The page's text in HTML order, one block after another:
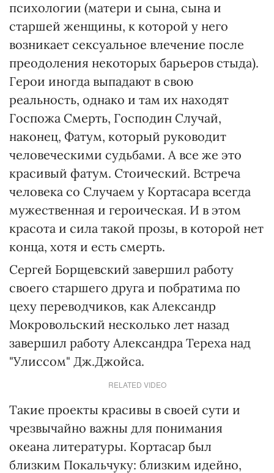
психологии (матери и сына, сына и
старшей женщины, к которой у него
возникает сексуальное влечение после
преодоления некоторых барьеров стыда).
Герои иногда выпадают в свою
реальность, однако и там их находят
Госпожа Смерть, Господин Случай,
наконец, Фатум, который руководит
человеческими судьбами. А все же это
красивый фатум. Стоический. Встреча
человека со Случаем у Кортасара всегда
мужественная и героическая. И в этом
красота и сила такой прозы, в которой нет
конца, хотя и есть смерть.
Сергей Борщевский завершил работу
своего старшего друга и побратима по
цеху переводчиков, как Александр
Мокровольский несколько лет назад
завершил работу Александра Тереха над
"Улиссом" Дж.Джойса.
RELATED VIDEO
Такие проекты красивы в своей сути и
чрезвычайно важны для понимания
океана литературы. Кортасар был
близким Покальчуку: близким идейно,